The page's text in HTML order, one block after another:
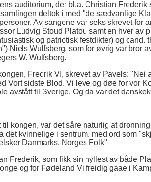
auditorium, der bl.a. Christian Frederik
deltok i med "de sædvanlige
Av sangene var seks skrevet for
Ludvig Stoud Platou samt en hver av
og patriotisk festdikter) og cand.
Niels Wulfsberg, som for øvrig var bror
W. Wulfsberg.
Fredrik VI, skrevet av Pavels: "Nei
Vort sidste Blod. Vi leve og døe for vor
avstått til Sverige. Og da var det
kongen, var det såre naturlig at
det kvinnelige i sentrum, med ord som
Danmarks, Norges Folk"!
Frederik, som fikk sin hyllest av både
og for Fødeland Vi freidig gaae i